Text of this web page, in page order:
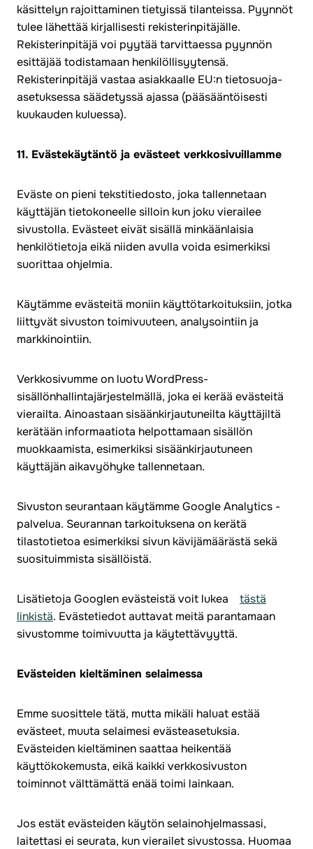
käsittelyn rajoittaminen tietyissä tilanteissa. Pyynnöt
tulee lähettää kirjallisesti rekisterinpitäjälle.
Rekisterinpitäjä voi pyytää tarvittaessa pyynnön
esittäjää todistamaan henkilöllisyytensä.
Rekisterinpitäjä vastaa asiakkaalle EU:n tietosuoja-
asetuksessa säädetyssä ajassa (pääsääntöisesti
kuukauden kuluessa).
11. Evästekäytäntö ja evästeet verkkosivuillamme
Eväste on pieni tekstitiedosto, joka tallennetaan
käyttäjän tietokoneelle silloin kun joku vierailee
sivustolla. Evästeet eivät sisällä minkäänlaisia
henkilötietoja eikä niiden avulla voida esimerkiksi
suorittaa ohjelmia.
Käytämme evästeitä moniin käyttötarkoituksiin, jotka
liittyvät sivuston toimivuuteen, analysointiin ja
markkinointiin.
Verkkosivumme on luotu WordPress-
sisällönhallintajärjestelmällä, joka ei kerää evästeitä
vierailta. Ainoastaan sisäänkirjautuneilta käyttäjiltä
kerätään informaatiota helpottamaan sisällön
muokkaamista, esimerkiksi sisäänkirjautuneen
käyttäjän aikavyöhyke tallennetaan.
Sivuston seurantaan käytämme Google Analytics -
palvelua. Seurannan tarkoituksena on kerätä
tilastotietoa esimerkiksi sivun kävijämäärästä sekä
suosituimmista sisällöistä.
Lisätietoja Googlen evästeistä voit lukea tästä
linkistä. Evästetiedot auttavat meitä parantamaan
sivustomme toimivuutta ja käytettävyyttä.
Evästeiden kieltäminen selaimessa
Emme suosittele tätä, mutta mikäli haluat estää
evästeet, muuta selaimesi evästeasetuksia.
Evästeiden kieltäminen saattaa heikentää
käyttökokemusta, eikä kaikki verkkosivuston
toiminnot välttämättä enää toimi lainkaan.
Jos estät evästeiden käytön selainohjelmassasi,
laitettasi ei seurata, kun vierailet sivustossa. Huomaa